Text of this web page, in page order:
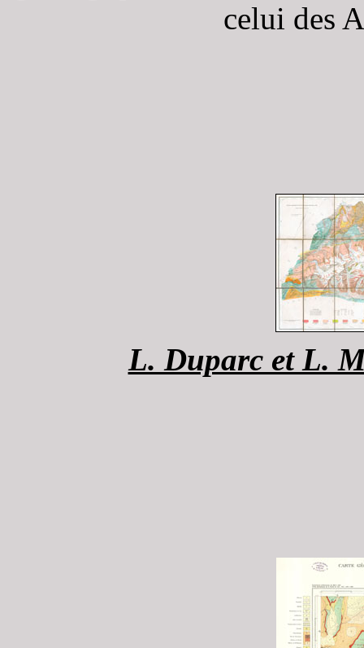
celui des
L. Duparc et L.